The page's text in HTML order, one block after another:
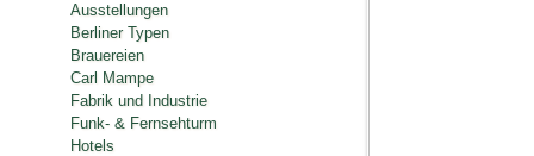
Ausstellungen
Berliner Typen
Brauereien
Carl Mampe
Fabrik und Industrie
Funk- & Fernsehturm
Hotels